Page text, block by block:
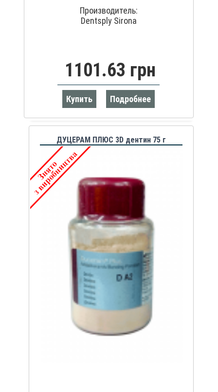
Производитель:
Dentsply Sirona
1101.63 грн
Купить Подробнее
ДУЦЕРАМ ПЛЮС 3D дентин 75 г